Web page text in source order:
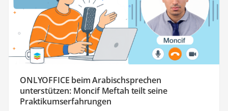
ONLYOFFICE beim Arabischsprechen
unterstützen: Moncif Meftah teilt seine
Praktikumserfahrungen